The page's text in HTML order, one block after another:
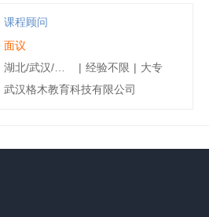
课程顾问
面议
| 经验不限 | 大专
武汉格木教育科技有限公司